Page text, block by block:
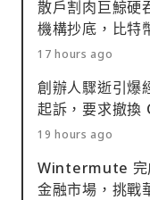
散戶割肉巨鯨硬
機構抄底，比特
17 hours ago
創辦人驟逝引爆
起訴，要求撤換
19 hours ago
Wintermute 完
金融市場，挑戰